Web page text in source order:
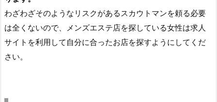
わざわざそのようなリスクがあるスカウトマンを頼る必要
は全くないので、メンズエステ店を探している女性は求人
サイトを利用して自分に合ったお店を探すようにしてくだ
さい。